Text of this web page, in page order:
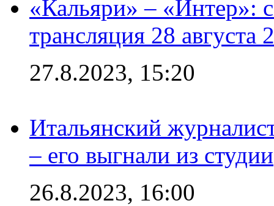
«Кальяри» – «Интер»:
трансляция 28 августа
27.8.2023, 15:20
Итальянский
– его выгнали из студии
26.8.2023, 16:00